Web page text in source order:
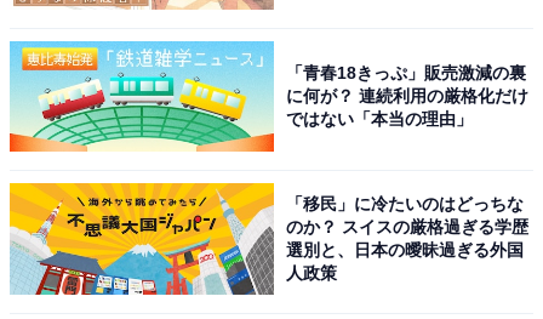
志戸平温泉 湯の杜 ホテル志戸平（画像：「志戸平温泉 湯の杜 ホテル志戸
平」公式Webサイトより）
「青春18きっぷ」販売激減の裏
に何が？ 連続利用の厳格化だけ
ではない「本当の理由」
「移民」に冷たいのはどっちな
のか？ スイスの厳格過ぎる学歴
選別と、日本の曖昧過ぎる外国
人政策